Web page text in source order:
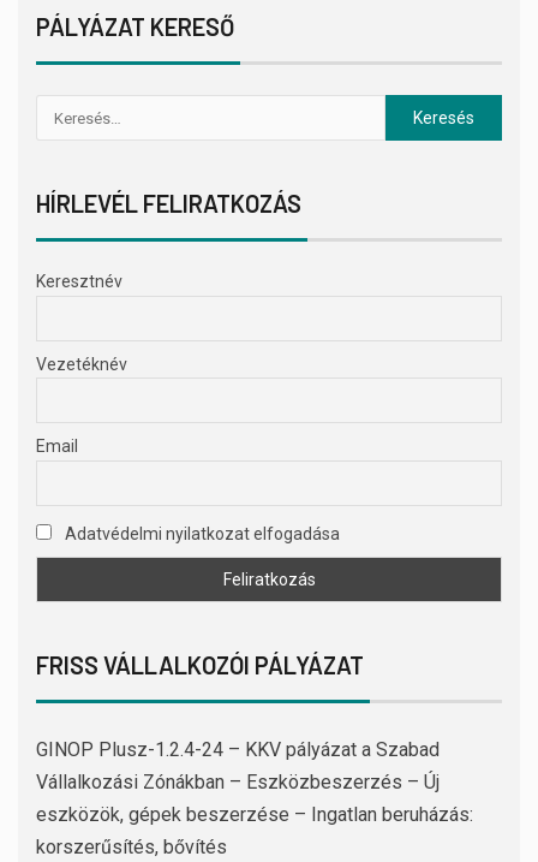
PÁLYÁZAT KERESŐ
HÍRLEVÉL FELIRATKOZÁS
Keresztnév
Vezetéknév
Email
Adatvédelmi nyilatkozat elfogadása
FRISS VÁLLALKOZÓI PÁLYÁZAT
GINOP Plusz-1.2.4-24 – KKV pályázat a Szabad
Vállalkozási Zónákban – Eszközbeszerzés – Új
eszközök, gépek beszerzése – Ingatlan beruházás:
korszerűsítés, bővítés